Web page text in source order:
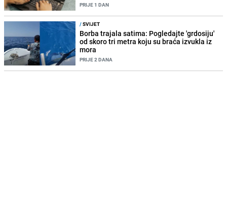
PRIJE 1 DAN
/SVIJET
Borba trajala satima: Pogledajte 'grdosiju'
od skoro tri metra koju su braća izvukla iz
mora
PRIJE 2 DANA